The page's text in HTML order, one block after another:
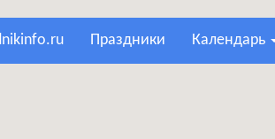
праздники календарь